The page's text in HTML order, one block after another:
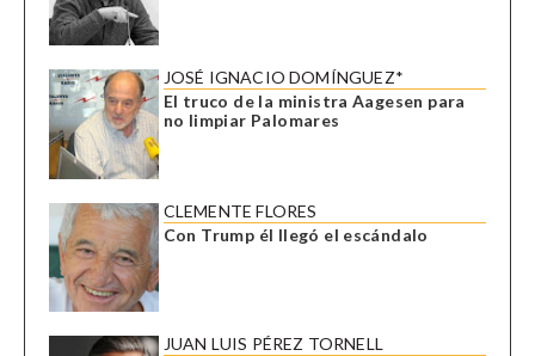
JOSÉ IGNACIO DOMÍNGUEZ*
El truco de la ministra Aagesen para
no limpiar Palomares
CLEMENTE FLORES
Con Trump él llegó el escándalo
JUAN LUIS PÉREZ TORNELL